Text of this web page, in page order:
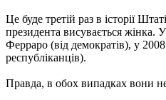
Це буде третій раз в історії
президента висувається жінка.
Ферраро (від демократів), у
республіканців).
Правда, в обох випадках вони